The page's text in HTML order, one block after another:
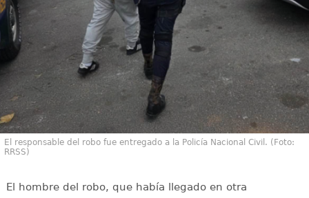
El responsable del robo fue entregado a la Policía Nacional Civil. (Foto:
RRSS)
El hombre del robo, que había llegado en otra